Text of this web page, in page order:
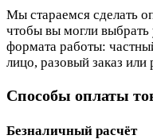
Мы стараемся сделать
чтобы вы могли
формата работы:
лицо, разовый заказ или
Способы оплаты
Безналичный расчёт